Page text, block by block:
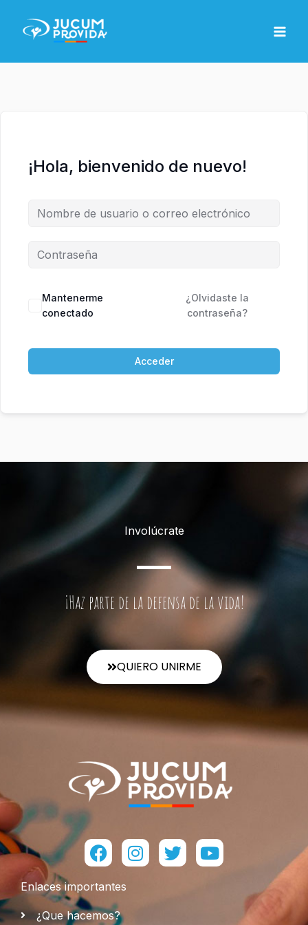
contenido
¡Hola, bienvenido de nuevo!
Mantenerme
conectado
¿Olvidaste la
contraseña?
Acceder
Involúcrate
¡Haz parte de la defensa de la vida!
QUIERO UNIRME
Facebook
Instagram
TwitterYoutube
Enlaces importantes
¿Que hacemos?